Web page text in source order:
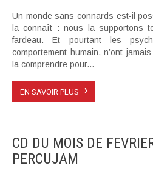
Un monde sans connards est-il
la connaît : nous la supportons
fardeau. Et pourtant les
comportement humain, n’ont
la comprendre pour...
EN SAVOIR PLUS ›
CD DU MOIS DE
PERCUJAM